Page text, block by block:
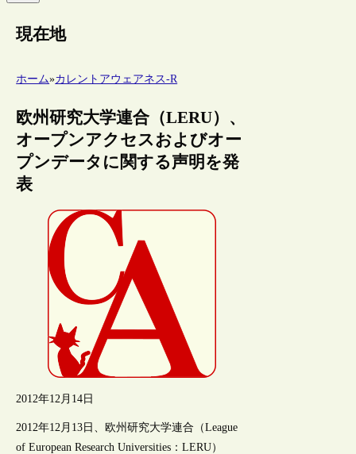
現在地
ホーム»カレントアウェアネス-R
欧州研究大学連合（LERU）、
オープンアクセスおよびオー
プンデータに関する声明を発
表
2012年12月14日
2012年12月13日、欧州研究大学連合（League
of European Research Universities：LERU）